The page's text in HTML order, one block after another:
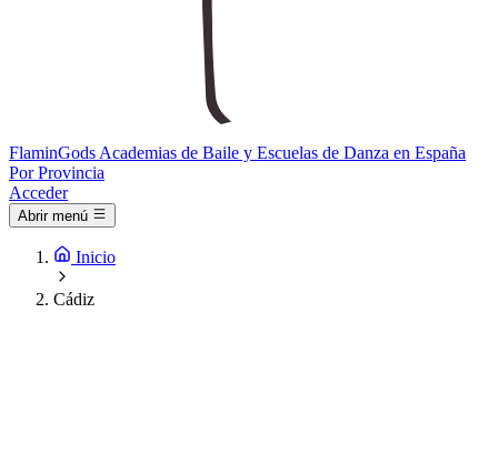
FlaminGods Academias de Baile y Escuelas de Danza en España
Por Provincia
Acceder
Abrir menú
Inicio
Cádiz